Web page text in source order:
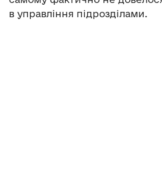
в управління підрозділами.